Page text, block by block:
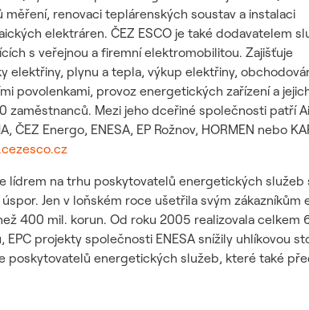
měření, renovaci teplárenských soustav a instalaci
elektráren. ČEZ ESCO je také dodavatelem
s veřejnou a firemní elektromobilitou. Zajišťuje
elektřiny, plynu a tepla, výkup elektřiny,
povolenkami, provoz energetických zařízení a
zaměstnanců. Mezi jeho dceřiné společnosti patří
ČEZ Energo, ENESA, EP Rožnov, HORMEN nebo
lídrem na trhu poskytovatelů energetických služeb
Jen v loňském roce ušetřila svým zákazníkům
400 mil. korun. Od roku 2005 realizovala celkem
EPC projekty společnosti ENESA snížily uhlíkovou
poskytovatelů energetických služeb, které také